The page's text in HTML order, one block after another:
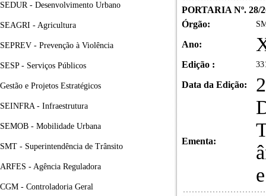
SEDUR - Desenvolvimento Urbano
SEAGRI - Agricultura
SEPREV - Prevenção à Violência
SESP - Serviços Públicos
Gestão e Projetos Estratégicos
SEINFRA - Infraestrutura
SEMOB - Mobilidade Urbana
SMT - Superintendência de Trânsito
ARFES - Agência Reguladora
CGM - Controladoria Geral
PORTARIA Nº. 28/
Órgão:
Ano:
Edição :
Data da Edição:
Ementa: